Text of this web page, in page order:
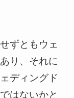
ずともウェ
り、それに
ディングド
はないかと